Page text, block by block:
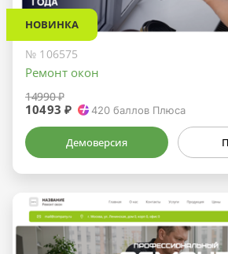
НОВИНКА
№ 106575
Ремонт окон
14990 ₽
10493 ₽ 420 баллов Плюса
Демоверсия